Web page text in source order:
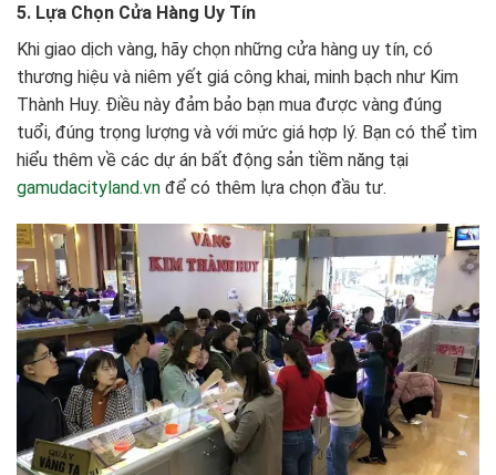
5. Lựa Chọn Cửa Hàng Uy Tín
Khi giao dịch vàng, hãy chọn những cửa hàng uy tín, có
thương hiệu và niêm yết giá công khai, minh bạch như Kim
Thành Huy. Điều này đảm bảo bạn mua được vàng đúng
tuổi, đúng trọng lượng và với mức giá hợp lý. Bạn có thể tìm
hiểu thêm về các dự án bất động sản tiềm năng tại
gamudacityland.vn để có thêm lựa chọn đầu tư.